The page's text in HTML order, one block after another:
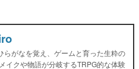
らがなを覚え、ゲームと育った生粋の
イクや物語が分岐するTRPG的な体験